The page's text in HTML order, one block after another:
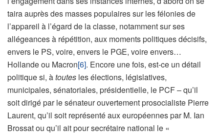
taira auprès des masses populaires sur les félonies de
l’appareil à l’égard de la classe, notamment sur ses
allégeances à répétition, aux moments politiques décisifs,
envers le PS, voire, envers le PGE, voire envers…
Hollande ou Macron[6]. Encore une fois, est-ce un détail
politique si, àtoutes les élections, législatives,
municipales, sénatoriales, présidentielle, le PCF – qu’il
soit dirigé par le sénateur ouvertement prosocialiste Pierre
Laurent, qu’il soit représenté aux européennes par M. Ian
Brossat ou qu’il ait pour secrétaire national le «